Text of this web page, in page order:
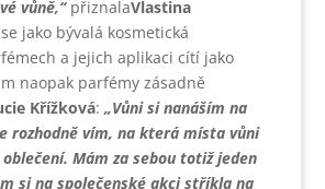
vůně,“přiznalaVlastina
jako bývalá kosmetická
a jejich aplikaci cítí jako
naopak parfémy zásadně
Křížková: „Vůni si nanáším na
rozhodně vím, na která místa vůni
Mám za sebou totiž jeden
si na společenské akci stříkla na